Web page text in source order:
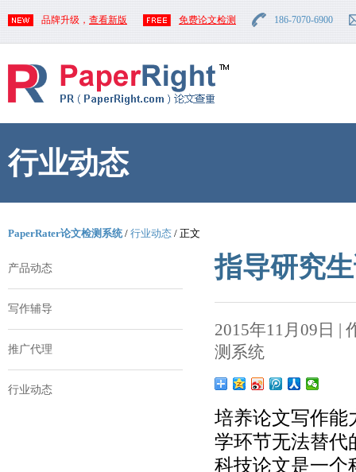
品牌升级， 查看新版 免费论文检测 186-7070-6900
行业动态
PaperRater论文检测系统/ 行业动态 / 正文
产品动态
写作辅导
推广代理
行业动态
指导研究
2015年11月09日 |
测系统
培养论文写作能
学环节无法替代
科技论文是一个